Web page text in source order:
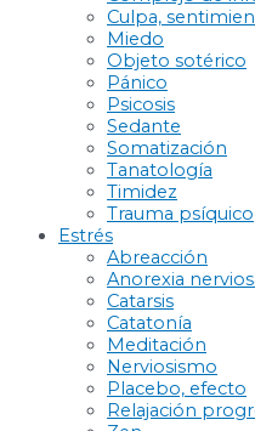
Culpa,
Miedo
Objeto sotérico
Pánico
Psicosis
Sedante
Somatización
Tanatología
Timidez
Trauma psíquico
Estrés
Abreacción
Anorexia
Catarsis
Catatonía
Meditación
Nerviosismo
Placebo, efecto
Relajación